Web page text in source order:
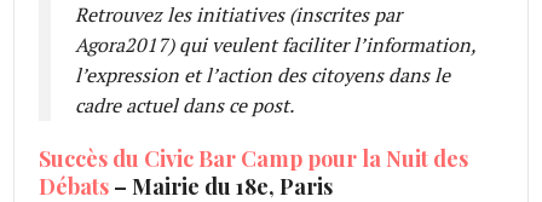
Retrouvez les initiatives (inscrites par
Agora2017) qui veulent faciliter l’information,
l’expression et l’action des citoyens dans le
cadre actuel dans ce post.
Succès du Civic Bar Camp pour la Nuit des
Débats – Mairie du 18e, Paris